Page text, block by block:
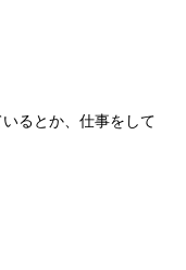
るとか、仕事をして